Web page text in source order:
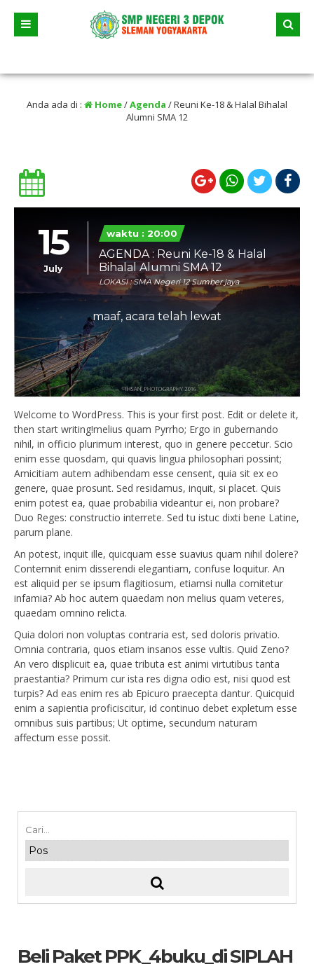
selama liburan
Anda ada di : Home/Agenda /Reuni Ke-18 & Halal Bihalal
Alumni SMA 12
15
July
waktu : 20:00
AGENDA : Reuni Ke-18 & Halal
Bihalal Alumni SMA 12
LOKASI : SMA Negeri 12 Sumber jaya
maaf, acara telah lewat
Welcome to WordPress. This is your first post. Edit or delete it,
then start writing!melius quam Pyrrho; Ergo in gubernando
nihil, in officio plurimum interest, quo in genere peccetur. Scio
enim esse quosdam, qui quavis lingua philosophari possint;
Amicitiam autem adhibendam esse censent, quia sit ex eo
genere, quae prosunt. Sed residamus, inquit, si placet. Quis
enim potest ea, quae probabilia videantur ei, non probare?
Duo Reges: constructio interrete. Sed tu istuc dixti bene Latine,
parum plane.
An potest, inquit ille, quicquam esse suavius quam nihil dolere?
Contemnit enim disserendi elegantiam, confuse loquitur. An
est aliquid per se ipsum flagitiosum, etiamsi nulla comitetur
infamia? Ab hoc autem quaedam non melius quam veteres,
quaedam omnino relicta.
Quia dolori non voluptas contraria est, sed doloris privatio.
Omnia contraria, quos etiam insanos esse vultis. Quid Zeno?
An vero displicuit ea, quae tributa est animi virtutibus tanta
praestantia? Primum cur ista res digna odio est, nisi quod est
turpis? Ad eas enim res ab Epicuro praecepta dantur. Quicquid
enim a sapientia proficiscitur, id continuo debet expletum esse
omnibus suis partibus; Ut optime, secundum naturam
affectum esse possit.
Beli Paket PPK_4buku_di SIPLAH